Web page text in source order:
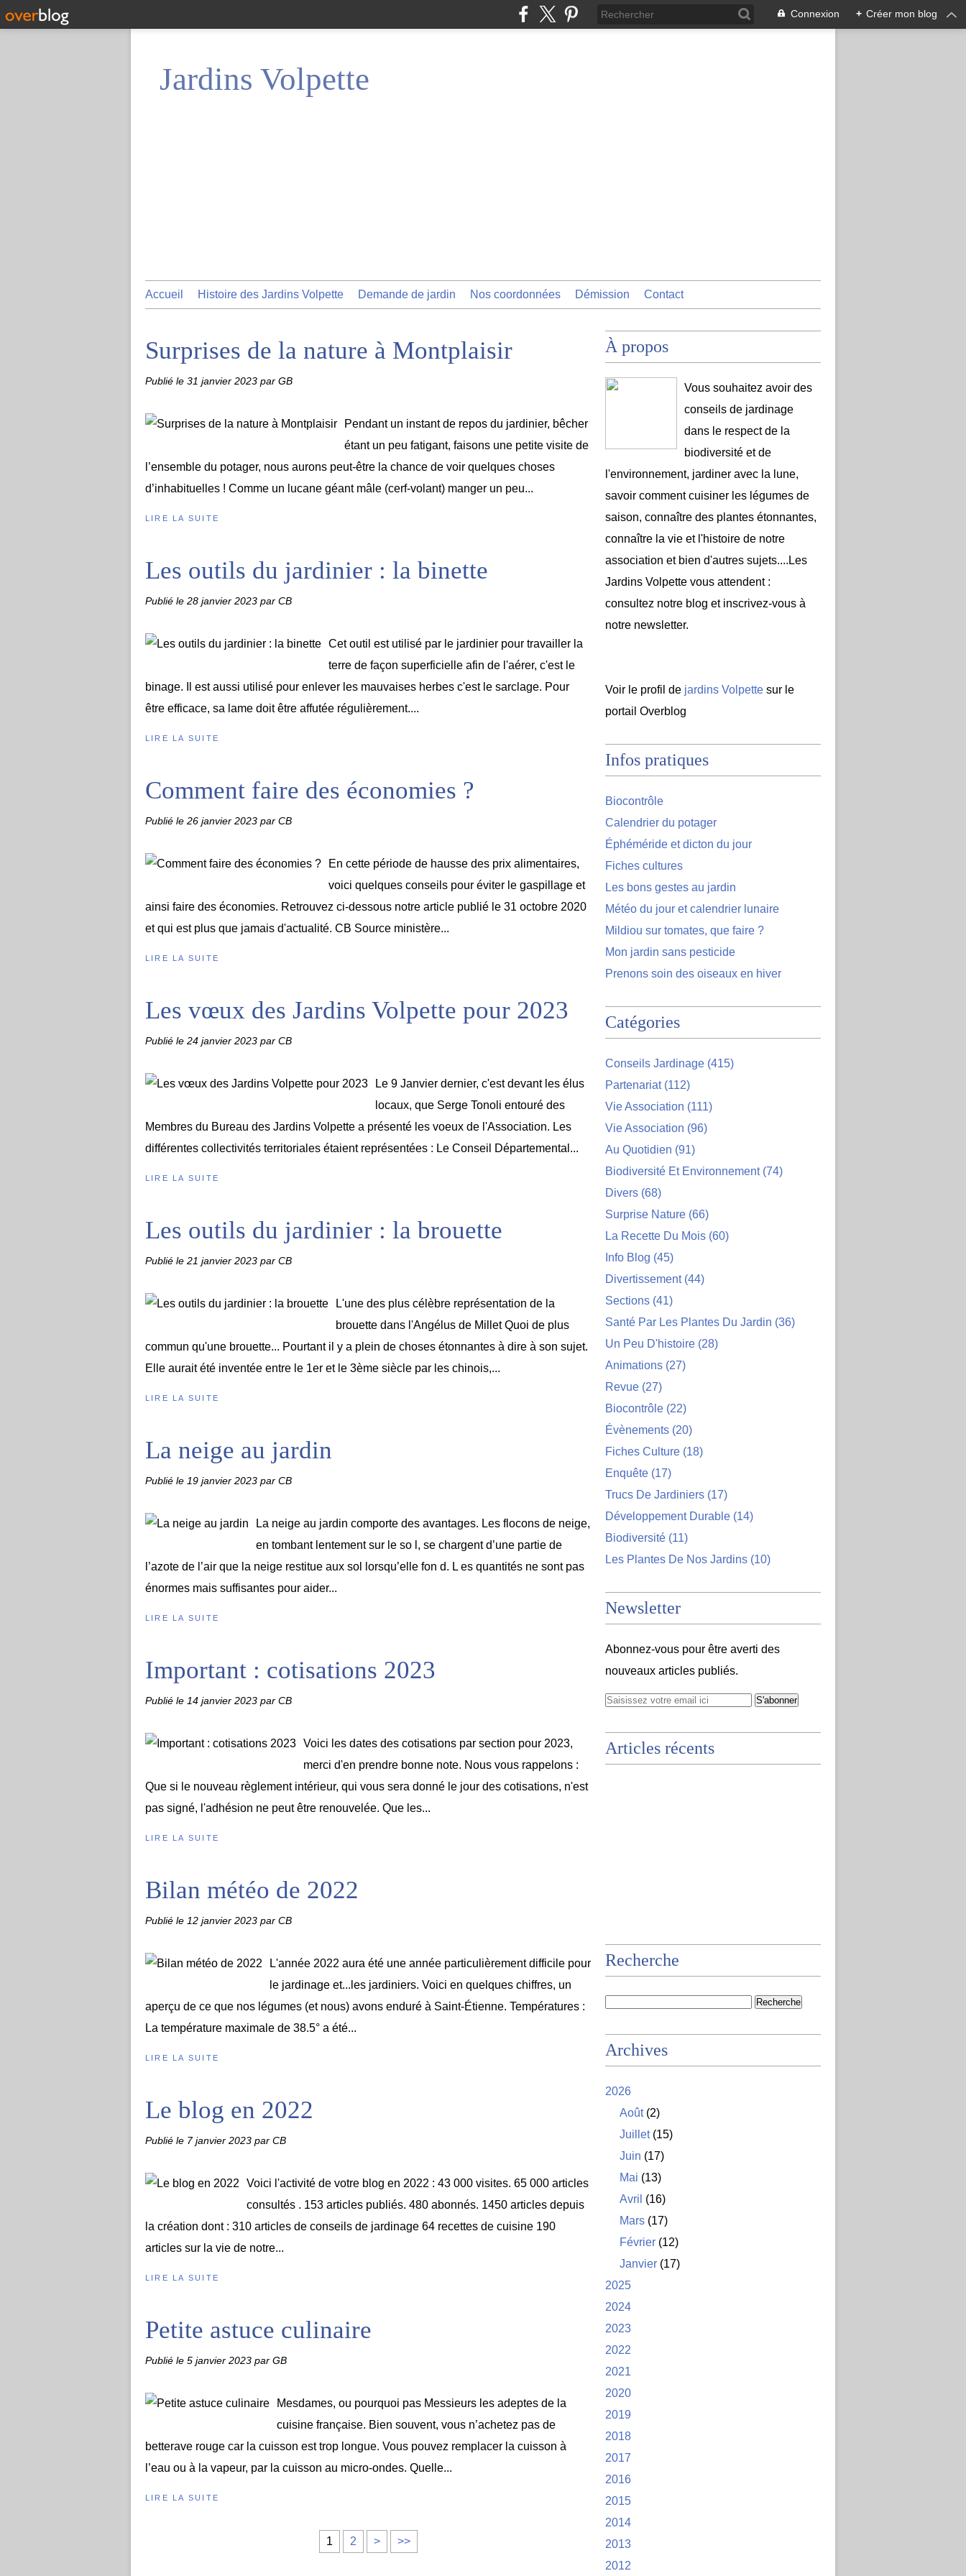
Connexion + Créer mon blog
Jardins Volpette
Accueil Histoire des Jardins Volpette Demande de jardin Nos coordonnées Démission Contact
Surprises de la nature à Montplaisir
Publié le 31 janvier 2023 par GB
Pendant un instant de repos du jardinier, bêcher
étant un peu fatigant, faisons une petite visite de
l’ensemble du potager, nous aurons peut-être la chance de voir quelques choses
d’inhabituelles ! Comme un lucane géant mâle (cerf-volant) manger un peu...
LIRE LA SUITE
Les outils du jardinier : la binette
Publié le 28 janvier 2023 par CB
Cet outil est utilisé par le jardinier pour travailler la
terre de façon superficielle afin de l'aérer, c'est le
binage. Il est aussi utilisé pour enlever les mauvaises herbes c'est le sarclage. Pour
être efficace, sa lame doit être affutée régulièrement....
LIRE LA SUITE
Comment faire des économies ?
Publié le 26 janvier 2023 par CB
En cette période de hausse des prix alimentaires,
voici quelques conseils pour éviter le gaspillage et
ainsi faire des économies. Retrouvez ci-dessous notre article publié le 31 octobre 2020
et qui est plus que jamais d'actualité. CB Source ministère...
LIRE LA SUITE
Les vœux des Jardins Volpette pour 2023
Publié le 24 janvier 2023 par CB
Le 9 Janvier dernier, c'est devant les élus
locaux, que Serge Tonoli entouré des
Membres du Bureau des Jardins Volpette a présenté les voeux de l'Association. Les
différentes collectivités territoriales étaient représentées : Le Conseil Départemental...
LIRE LA SUITE
Les outils du jardinier : la brouette
Publié le 21 janvier 2023 par CB
L'une des plus célèbre représentation de la
brouette dans l'Angélus de Millet Quoi de plus
commun qu'une brouette... Pourtant il y a plein de choses étonnantes à dire à son sujet.
Elle aurait été inventée entre le 1er et le 3ème siècle par les chinois,...
LIRE LA SUITE
La neige au jardin
Publié le 19 janvier 2023 par CB
La neige au jardin comporte des avantages. Les flocons de neige,
en tombant lentement sur le so l, se chargent d’une partie de
l’azote de l’air que la neige restitue aux sol lorsqu’elle fon d. L es quantités ne sont pas
énormes mais suffisantes pour aider...
LIRE LA SUITE
Important : cotisations 2023
Publié le 14 janvier 2023 par CB
Voici les dates des cotisations par section pour 2023,
merci d'en prendre bonne note. Nous vous rappelons :
Que si le nouveau règlement intérieur, qui vous sera donné le jour des cotisations, n'est
pas signé, l'adhésion ne peut être renouvelée. Que les...
LIRE LA SUITE
Bilan météo de 2022
Publié le 12 janvier 2023 par CB
L'année 2022 aura été une année particulièrement difficile pour
le jardinage et...les jardiniers. Voici en quelques chiffres, un
aperçu de ce que nos légumes (et nous) avons enduré à Saint-Étienne. Températures :
La température maximale de 38.5° a été...
LIRE LA SUITE
Le blog en 2022
Publié le 7 janvier 2023 par CB
Voici l'activité de votre blog en 2022 : 43 000 visites. 65 000 articles
consultés . 153 articles publiés. 480 abonnés. 1450 articles depuis
la création dont : 310 articles de conseils de jardinage 64 recettes de cuisine 190
articles sur la vie de notre...
LIRE LA SUITE
Petite astuce culinaire
Publié le 5 janvier 2023 par GB
Mesdames, ou pourquoi pas Messieurs les adeptes de la
cuisine française. Bien souvent, vous n’achetez pas de
betterave rouge car la cuisson est trop longue. Vous pouvez remplacer la cuisson à
l’eau ou à la vapeur, par la cuisson au micro-ondes. Quelle...
LIRE LA SUITE
1 2 > >>
À propos
Vous souhaitez avoir des
conseils de jardinage
dans le respect de la
biodiversité et de
l'environnement, jardiner avec la lune,
savoir comment cuisiner les légumes de
saison, connaître des plantes étonnantes,
connaître la vie et l'histoire de notre
association et bien d'autres sujets....Les
Jardins Volpette vous attendent :
consultez notre blog et inscrivez-vous à
notre newsletter.
Voir le profil de jardins Volpette sur le
portail Overblog
Infos pratiques
Biocontrôle
Calendrier du potager
Éphéméride et dicton du jour
Fiches cultures
Les bons gestes au jardin
Météo du jour et calendrier lunaire
Mildiou sur tomates, que faire ?
Mon jardin sans pesticide
Prenons soin des oiseaux en hiver
Catégories
Conseils Jardinage (415)
Partenariat(112)
Vie Association (111)
Vie Association (96)
Au Quotidien (91)
Biodiversité Et Environnement(74)
Divers (68)
Surprise Nature (66)
La Recette Du Mois (60)
Info Blog (45)
Divertissement(44)
Sections (41)
Santé Par Les Plantes Du Jardin (36)
Un Peu D'histoire (28)
Animations (27)
Revue (27)
Biocontrôle (22)
Évènements (20)
Fiches Culture (18)
Enquête (17)
Trucs De Jardiniers (17)
Développement Durable (14)
Biodiversité (11)
Les Plantes De Nos Jardins (10)
Newsletter
Abonnez-vous pour être averti des
nouveaux articles publiés.
Articles récents
Recherche
Archives
2026
Août(2)
Juillet(15)
Juin (17)
Mai (13)
Avril (16)
Mars (17)
Février (12)
Janvier (17)
2025
2024
2023
2022
2021
2020
2019
2018
2017
2016
2015
2014
2013
2012